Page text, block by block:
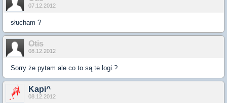
07.12.2012
słucham ?
Otis
08.12.2012
Sorry że pytam ale co to są te logi ?
Kapi^
08.12.2012